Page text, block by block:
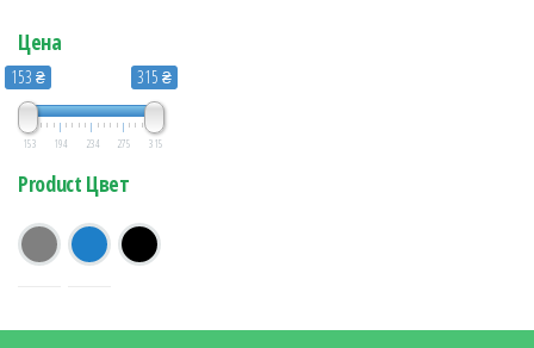
Цена
153 ₴ 315 ₴
153 194 234 275 315
Product Цвет